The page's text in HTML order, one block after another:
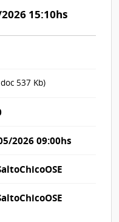
15:10hs
537 Kb)
2026 09:00hs